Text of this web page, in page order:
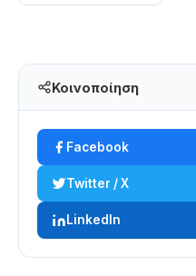
Κοινοποίηση
Facebook
Twitter / X
LinkedIn